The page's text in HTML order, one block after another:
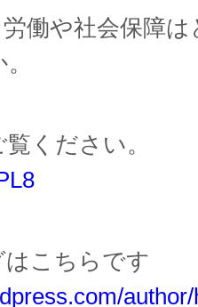
働や社会保障
ください。
こちらです